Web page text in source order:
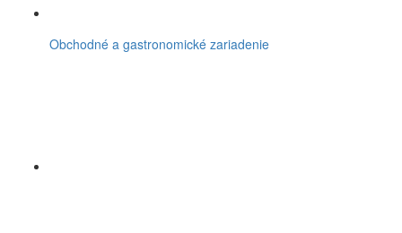
Obchodné a gastronomické zariadenie